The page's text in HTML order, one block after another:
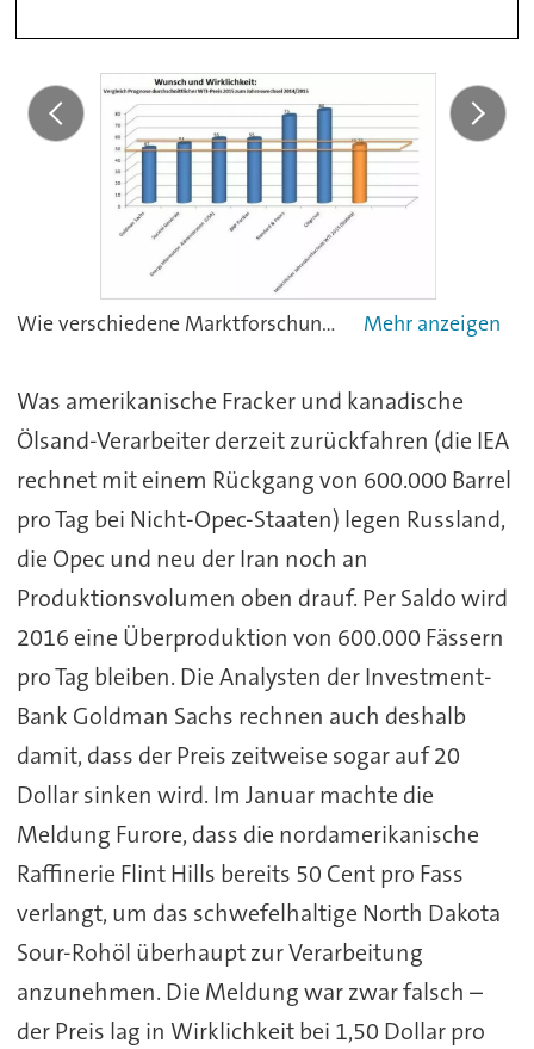
Wie verschiedene Marktforschungsinstitiute im Dezember 2014/Januar 2015 den durchschnittlichen Ölpreis für das vergangene Jahr prognostiziert haben. Grafiken: CHEMIE TECHNIK
Was amerikanische Fracker und kanadische
Ölsand-Verarbeiter derzeit zurückfahren (die IEA
rechnet mit einem Rückgang von 600.000 Barrel
pro Tag bei Nicht-Opec-Staaten) legen Russland,
die Opec und neu der Iran noch an
Produktionsvolumen oben drauf. Per Saldo wird
2016 eine Überproduktion von 600.000 Fässern
pro Tag bleiben. Die Analysten der Investment-
Bank Goldman Sachs rechnen auch deshalb
damit, dass der Preis zeitweise sogar auf 20
Dollar sinken wird. Im Januar machte die
Meldung Furore, dass die nordamerikanische
Raffinerie Flint Hills bereits 50 Cent pro Fass
verlangt, um das schwefelhaltige North Dakota
Sour-Rohöl überhaupt zur Verarbeitung
anzunehmen. Die Meldung war zwar falsch –
der Preis lag in Wirklichkeit bei 1,50 Dollar pro